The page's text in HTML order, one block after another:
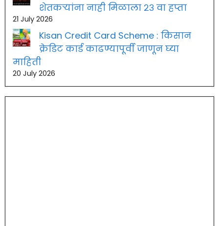
शेतकऱ्यांना नाही मिळाला २३ वा हप्ता
21 July 2026
Kisan Credit Card Scheme : किसान
क्रेडिट कार्ड काढण्यापूर्वी जाणून घ्या
माहिती
20 July 2026